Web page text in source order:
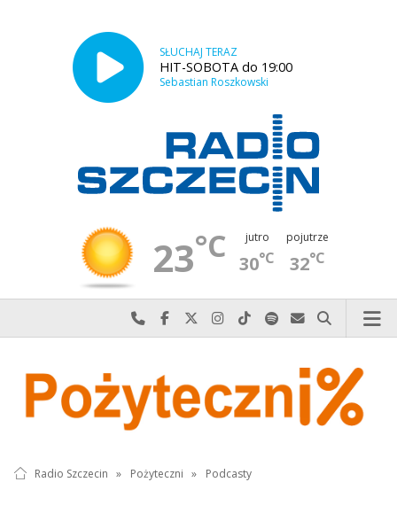
SŁUCHAJ TERAZ
HIT-SOBOTA do 19:00
Sebastian Roszkowski
23°C jutro
30°C
pojutrze
32°C
Najlepiej po prostu do nas zadzwoń
Odwiedź nas na Facebook-u
Odwiedź nas na X
Odwiedź nas na Instagram-ie
Odwiedź nas na TikTok-u
Szukaj nas na Spotify
Wyślij do nas
Szukaj
Radio Szczecin » Pożyteczni » Podcasty